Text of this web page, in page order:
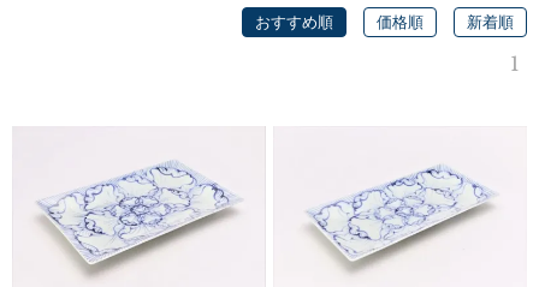
おすすめ順 価格順 新着順
1